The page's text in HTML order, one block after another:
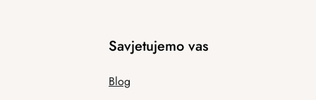
Savjetujemo vas
Blog